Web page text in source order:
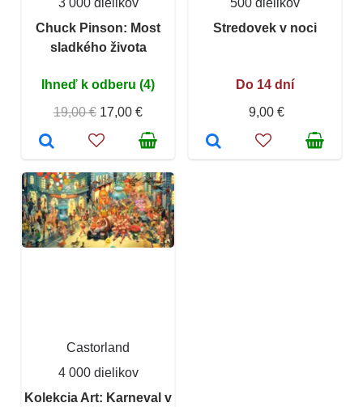
Chuck Pinson: Most
sladkého života
Ihneď k odberu (4)
19,00 € 17,00 €
Stredovek v noci
Do 14 dní
9,00 €
Castorland
4 000 dielikov
Kolekcia Art: Karneval v